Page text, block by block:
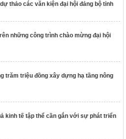
thảo các văn kiện đại hội đảng bộ tỉnh
những công trình chào mừng đại hội
trăm triệu đồng xây dựng hạ tầng nông
kinh tế tập thể cần gắn với sự phát triển